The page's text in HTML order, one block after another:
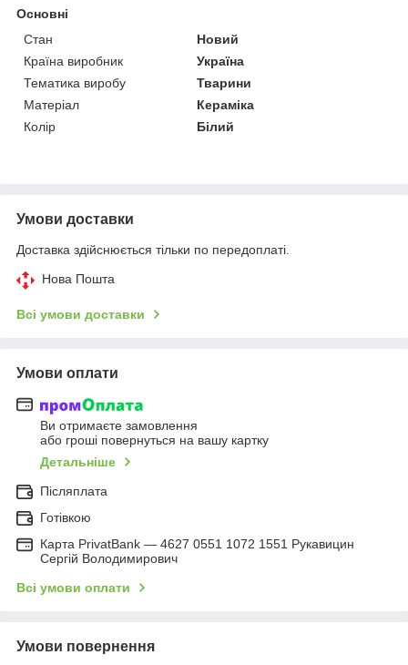
Основні
Стан
Новий
Країна виробник
Україна
Тематика виробу
Тварини
Матеріал
Кераміка
Колір
Білий
Умови доставки
Доставка здійснюється тільки по передоплаті.
Нова Пошта
Всі умови доставки
Умови оплати
Ви отримаєте замовлення
або гроші повернуться на вашу картку
Детальніше
Післяплата
Готівкою
Карта PrivatBank — 4627 0551 1072 1551 Рукавицин
Сергій Володимирович
Всі умови оплати
Умови повернення